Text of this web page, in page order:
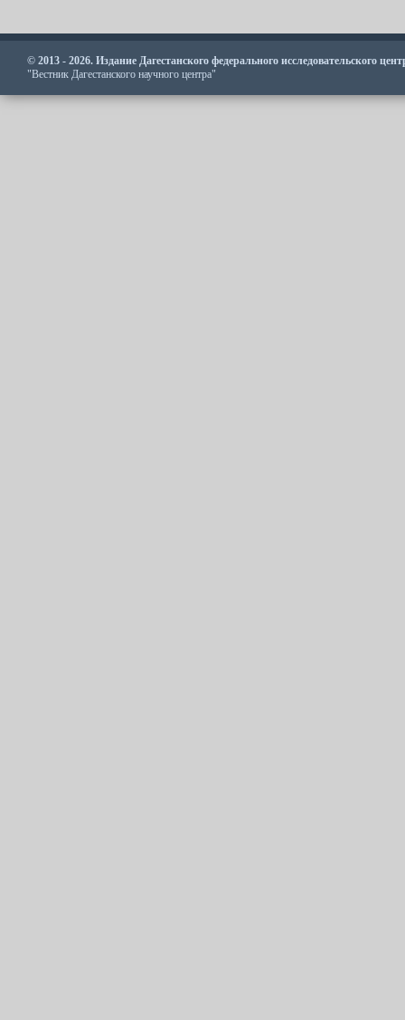
© 2013 - 2026. Издание Дагестанского федерального исследовательского
"Вестник Дагестанского научного центра"